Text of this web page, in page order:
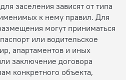
заселения зависят от типа
к нему правил. Для
могут приниматься
или водительское
апартаментов и иных
заключение договора
конкретного объекта,